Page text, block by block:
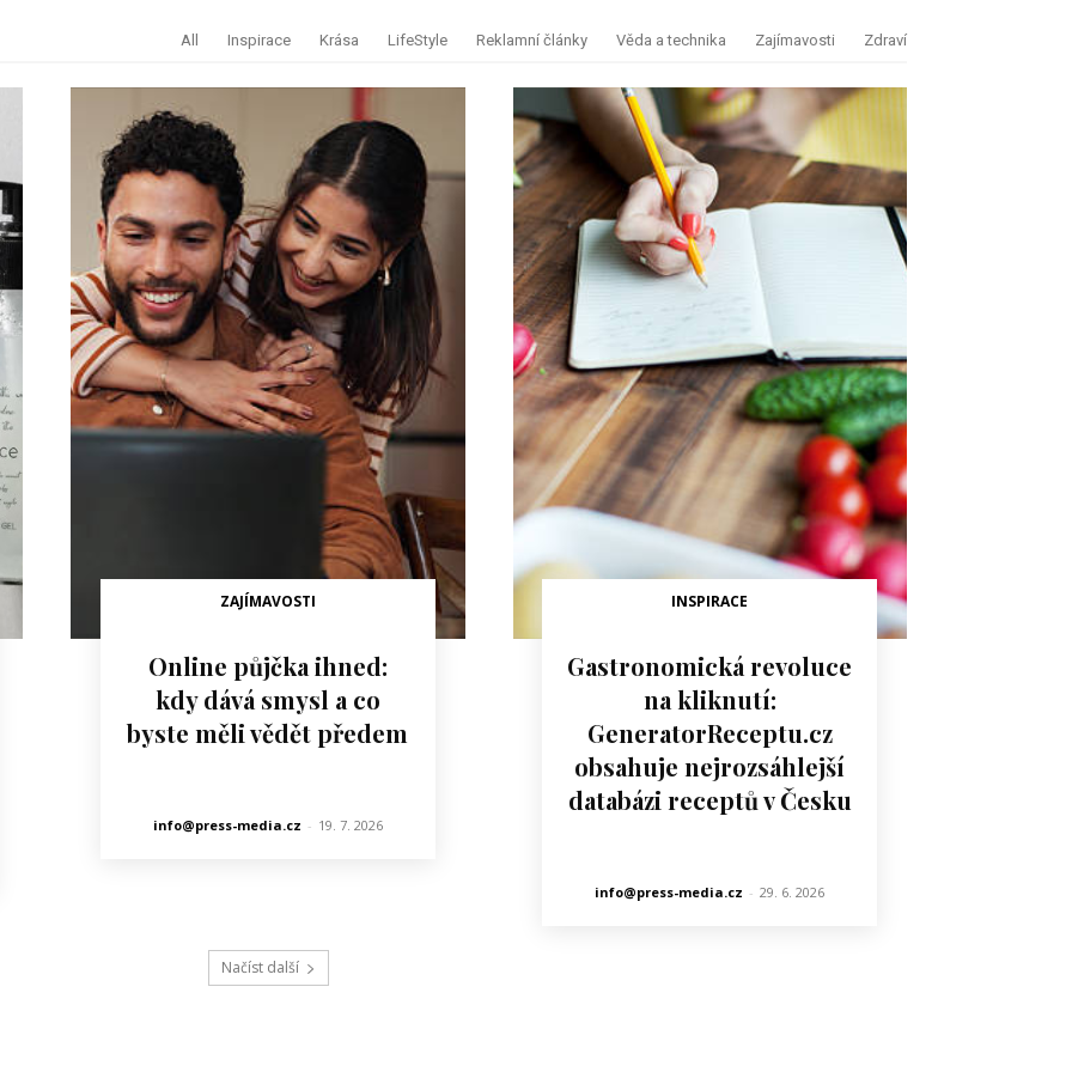
All Inspirace Krása LifeStyle Reklamní články Věda a technika Zajímavosti Zdraví
ZAJÍMAVOSTI
Online půjčka ihned:
kdy dává smysl a co
byste měli vědět předem
info@press-media.cz - 19. 7. 2026
INSPIRACE
Gastronomická revoluce
na kliknutí:
GeneratorReceptu.cz
obsahuje nejrozsáhlejší
databázi receptů v Česku
info@press-media.cz - 29. 6. 2026
Načíst další